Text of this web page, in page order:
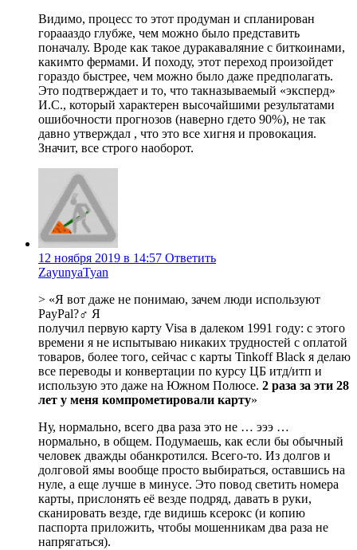
Видимо, процесс то этот продуман и спланирован
гораааздо глубже, чем можно было представить
поначалу. Вроде как такое дуракаваляние с биткоинами,
какимто фермами. И походу, этот переход произойдет
гораздо быстрее, чем можно было даже предполагать.
Это подтверждает и то, что такназываемый «эксперд»
И.С., который характерен высочайшими результатами
ошибочности прогнозов (наверно гдето 90%), не так
давно утверждал , что это все хигня и провокация.
Значит, все строго наоборот.
12 ноября 2019 в 14:57 Ответить
ZayunyaTyan
> «Я вот даже не понимаю, зачем люди используют
PayPal?‍♂️ Я
получил первую карту Visa в далеком 1991 году: с этого
времени я не испытываю никаких трудностей с оплатой
товаров, более того, сейчас с карты Tinkoff Black я делаю
все переводы и конвертации по курсу ЦБ итд/итп и
использую это даже на Южном Полюсе. 2 раза за эти 28
лет у меня компрометировали карту»
Ну, нормально, всего два раза это не … эээ …
нормально, в общем. Подумаешь, как если бы обычный
человек дважды обанкротился. Всего-то. Из долгов и
долговой ямы вообще просто выбираться, оставшись на
нуле, а еще лучше в минусе. Это повод светить номера
карты, прислонять её везде подряд, давать в руки,
сканировать везде, где видишь ксерокс (и копию
паспорта приложить, чтобы мошенникам два раза не
напрягаться).